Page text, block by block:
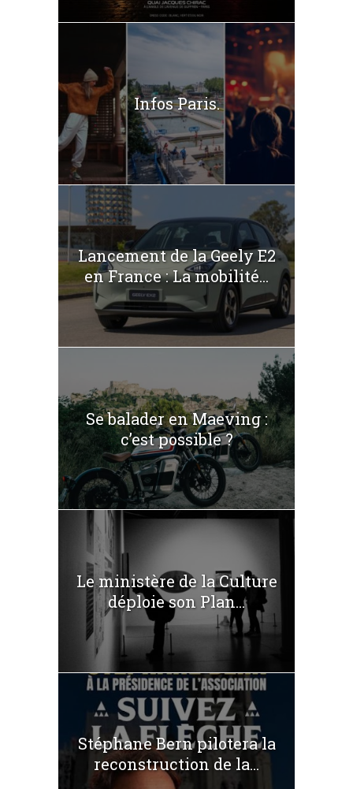
Infos Paris.
Lancement de la Geely E2
en France : La mobilité...
Se balader en Maeving :
c’est possible ?
Le ministère de la Culture
déploie son Plan...
Stéphane Bern pilotera la
reconstruction de la...